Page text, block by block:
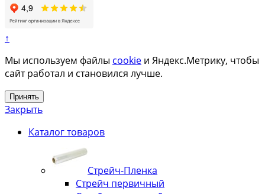
↑
Мы используем файлы cookie и Яндекс.Метрику, чтобы
сайт работал и становился лучше.
Принять
Закрыть
Каталог товаров
Стрейч-Пленка
Стрейч первичный